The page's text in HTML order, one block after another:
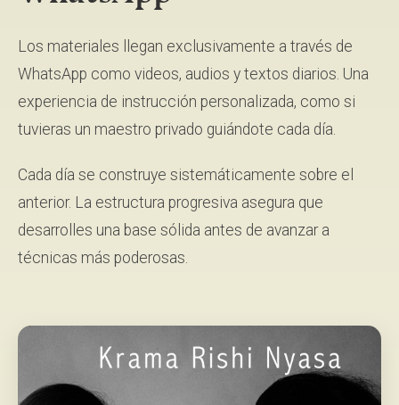
Los materiales llegan exclusivamente a través de
WhatsApp como videos, audios y textos diarios. Una
experiencia de instrucción personalizada, como si
tuvieras un maestro privado guiándote cada día.
Cada día se construye sistemáticamente sobre el
anterior. La estructura progresiva asegura que
desarrolles una base sólida antes de avanzar a
técnicas más poderosas.